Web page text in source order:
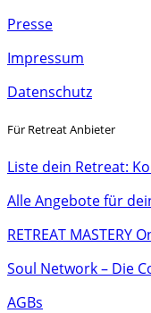
Presse
Impressum
Datenschutz
Für Retreat Anbieter
Liste dein Retreat:
Alle Angebote für
RETREAT MASTERY
Soul Network – Die
AGBs